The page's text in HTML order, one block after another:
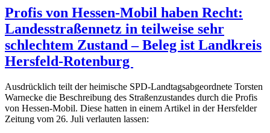
Profis von Hessen-Mobil haben Recht:
Landesstraßennetz in teilweise sehr
schlechtem Zustand – Beleg ist Landkreis
Hersfeld-Rotenburg
Ausdrücklich teilt der heimische SPD-Landtagsabgeordnete Torsten
Warnecke die Beschreibung des Straßenzustandes durch die Profis
von Hessen-Mobil. Diese hatten in einem Artikel in der Hersfelder
Zeitung vom 26. Juli verlauten lassen: